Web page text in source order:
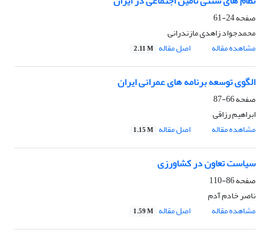
صفحه24-61
محمدجواد زاهدی مازندرانی
مشاهده مقاله
اصل مقاله 2.11 M
الگوی توسعه برنامه های عمرانی ایران
صفحه66-87
ابراهیم رزاقی
مشاهده مقاله
اصل مقاله 1.15 M
سیاست تعاون در کشاورزی
صفحه86-110
ناصر خادم آدم
مشاهده مقاله
اصل مقاله 1.59 M